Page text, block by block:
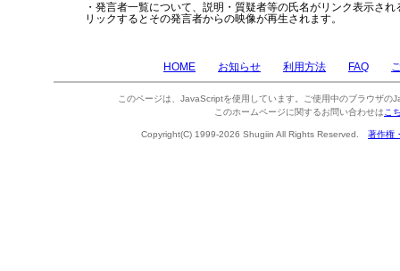
・発言者一覧について、説明・質疑者等の氏名がリンク表示さ
リックするとその発言者からの映像が再生されます。
HOME お知らせ 利用方法 FAQ
このページは、JavaScriptを使用しています。ご使用中のブラウザの
このホームページに関するお問い合わせは こ
Copyright(C) 1999-2026 Shugiin All Rights Reserved. 著作権